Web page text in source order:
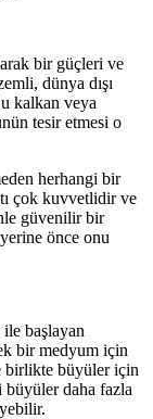
bir güçleri ve
dünya dışı
kalkan veya
tesir etmesi o
herhangi bir
çok kuvvetlidir ve
güvenilir bir
önce onu
ile başlayan
bir medyum için
birlikte büyüler için
büyüler daha fazla